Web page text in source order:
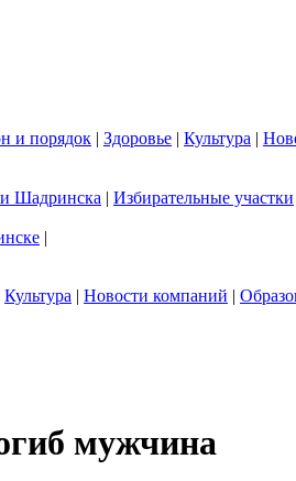
и порядок | Здоровье | Культура |
Шадринска | Избирательные участки
|
Культура | Новости компаний |
мужчина